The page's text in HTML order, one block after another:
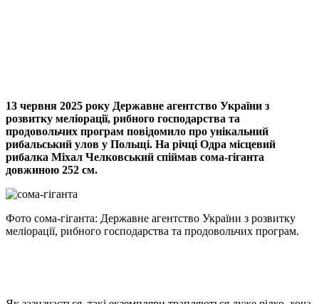
Link
Print
13 червня 2025 року Державне агентство України з
розвитку меліорації, рибного господарства та
продовольчих програм повідомило про унікальний
рибальський улов у Польщі. На річці Одра місцевий
рибалка Міхал Челковський спіймав сома-гіганта
довжиною 252 см.
Фото сома-гіганта: Державне агентство України з розвитку
меліорації, рибного господарства та продовольчих програм.